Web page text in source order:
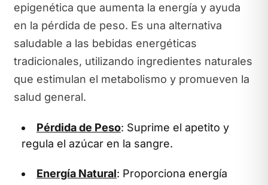
epigenética que aumenta la energía y ayuda
en la pérdida de peso. Es una alternativa
saludable a las bebidas energéticas
tradicionales, utilizando ingredientes naturales
que estimulan el metabolismo y promueven la
salud general.
Pérdida de Peso: Suprime el apetito y
regula el azúcar en la sangre.
Energía Natural: Proporciona energía